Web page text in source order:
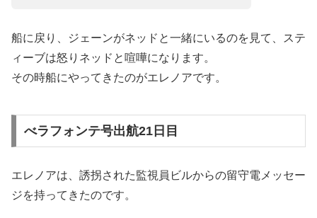
船に戻り、ジェーンがネッドと一緒にいるのを見て、ステ
ィーブは怒りネッドと喧嘩になります。
その時船にやってきたのがエレノアです。
べラフォンテ号出航21日目
エレノアは、誘拐された監視員ビルからの留守電メッセー
ジを持ってきたのです。